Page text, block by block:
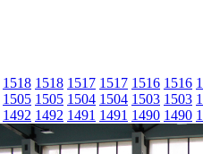
1518 1518 1517 1517 1516 1516
1505 1505 1504 1504 1503 1503
1492 1492 1491 1491 1490 1490